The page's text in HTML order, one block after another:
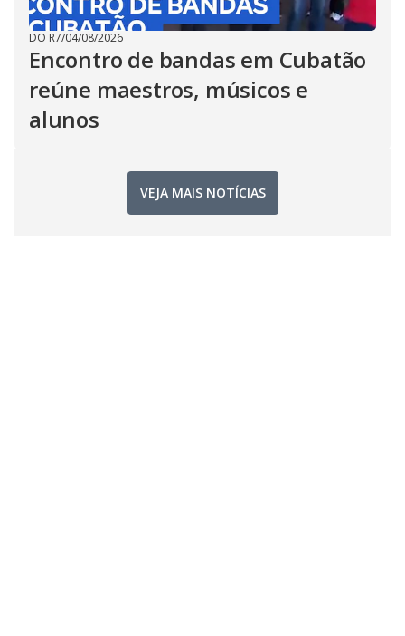
DO R7/04/08/2026
Encontro de bandas em Cubatão
reúne maestros, músicos e
alunos
VEJA MAIS NOTÍCIAS